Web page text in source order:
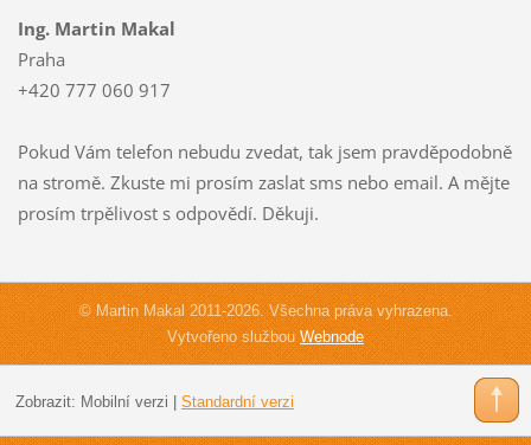
Ing. Martin Makal
Praha
+420 777 060 917
Pokud Vám telefon nebudu zvedat, tak jsem pravděpodobně
na stromě. Zkuste mi prosím zaslat sms nebo email. A mějte
prosím trpělivost s odpovědí. Děkuji.
© Martin Makal 2011-2026. Všechna práva vyhrazena.
Vytvořeno službouWebnode
Zobrazit: Mobilní verzi Standardní verzi